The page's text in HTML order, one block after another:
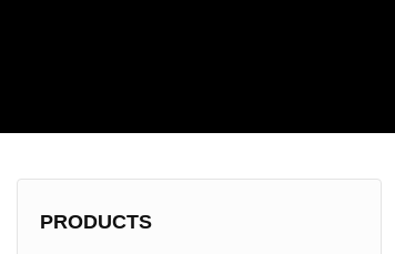
PRODUCTS